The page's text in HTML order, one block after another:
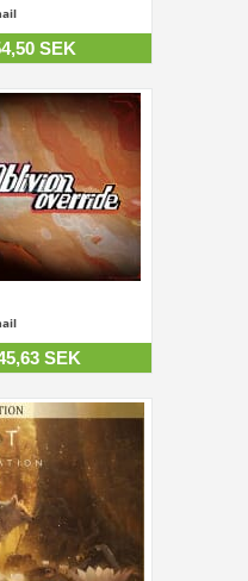
SEK
145,63 SEK
SEK